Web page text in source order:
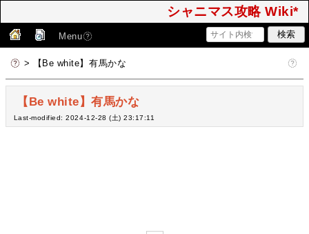
シャニマス攻略 Wiki*
Menu
> 【Be white】有馬かな
【Be white】有馬かな
Last-modified: 2024-12-28 (土) 23:17:11